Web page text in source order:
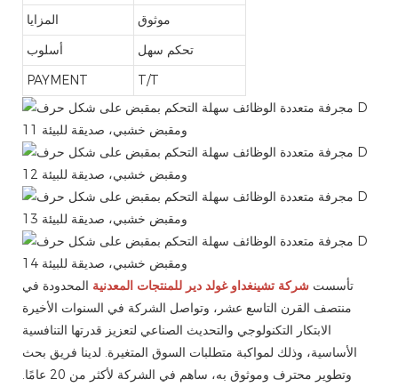
المزايا
موثوق
أسلوب
تحكم سهل
PAYMENT
T/T
تأسست شركة تشينغداو غولد دير للمنتجات المعدنية المحدودة في
منتصف القرن التاسع عشر، وتواصل الشركة في السنوات الأخيرة
الابتكار التكنولوجي والتحديث الصناعي لتعزيز قدرتها التنافسية
الأساسية، وذلك لمواكبة متطلبات السوق المتغيرة. لدينا فريق بحث
وتطوير محترف وموثوق به، ساهم في الشركة لأكثر من 20 عامًا.